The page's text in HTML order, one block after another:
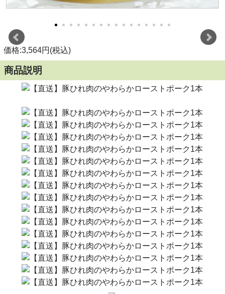
価格:3,564円(税込)
商品説明